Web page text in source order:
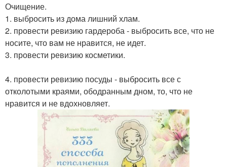
Очищение.
1. выбросить из дома лишний хлам.
2. провести ревизию гардероба - выбросить все, что не
носите, что вам не нравится, не идет.
3. провести ревизию косметики.
4. провести ревизию посуды - выбросить все с
отколотыми краями, ободранным дном, то, что не
нравится и не вдохновляет.